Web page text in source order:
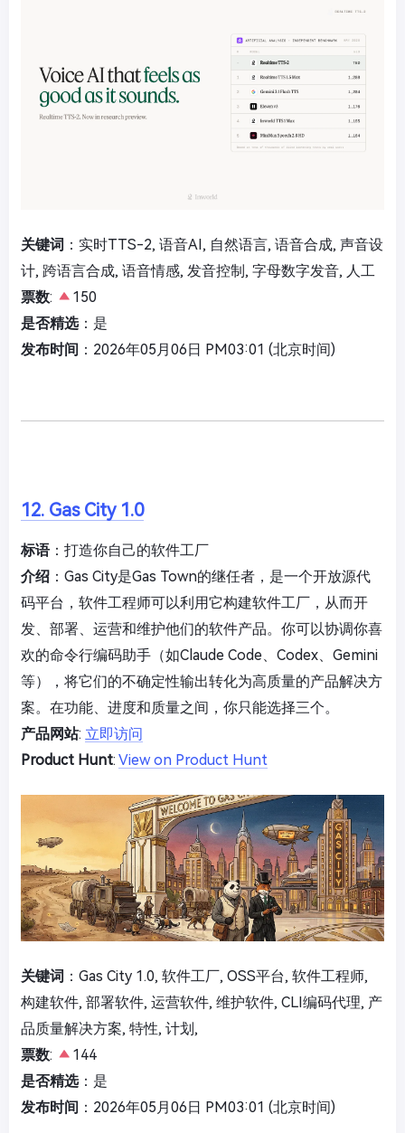
关键词 ：实时TTS-2, 语音AI, 自然语言, 语音合成, 声音设
计, 跨语言合成, 语音情感, 发音控制, 字母数字发音, 人工
票数:
150
是否精选：是
发布时间 ：2026年05月06日 PM03:01 (北京时间)
12. Gas City 1.0
标语：打造你自己的软件工厂
介绍 ：Gas City是Gas Town的继任者，是一个开放源代
码平台，软件工程师可以利用它构建软件工厂，从而开
发、部署、运营和维护他们的软件产品。你可以协调你喜
欢的命令行编码助手（如Claude Code、Codex、Gemini
等），将它们的不确定性输出转化为高质量的产品解决方
案。在功能、进度和质量之间，你只能选择三个。
产品网站: 立即访问
Product Hunt: View on Product Hunt
关键词 ：Gas City 1.0, 软件工厂, OSS平台, 软件工程师,
构建软件, 部署软件, 运营软件, 维护软件, CLI编码代理, 产
品质量解决方案, 特性, 计划,
票数:
144
是否精选：是
发布时间 ：2026年05月06日 PM03:01 (北京时间)